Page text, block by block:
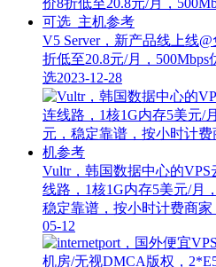
V5 Server，新产品线上线
折低至20.8元/月，
选2023-12-28
Vultr，韩国数据中心的
线路，1核1G内存5美元/月
稳定靠谱，按小时计费商
05-12